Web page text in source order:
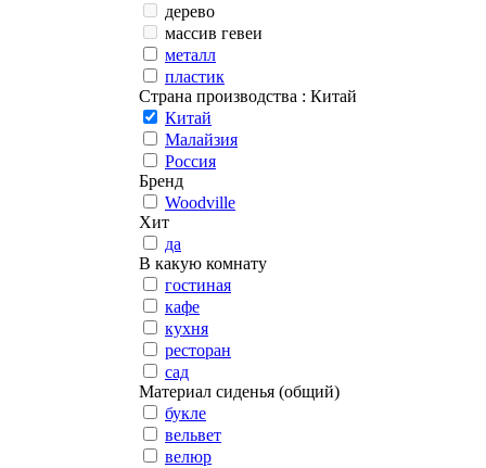
дерево
массив гевеи
металл
пластик
Страна производства : Китай
Китай
Малайзия
Россия
Бренд
Woodville
Хит
да
В какую комнату
гостиная
кафе
кухня
ресторан
сад
Материал сиденья (общий)
букле
вельвет
велюр